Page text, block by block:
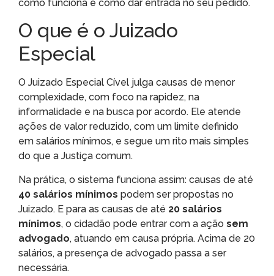
como funciona e como dar entrada no seu pedido.
O que é o Juizado
Especial
O Juizado Especial Cível julga causas de menor
complexidade, com foco na rapidez, na
informalidade e na busca por acordo. Ele atende
ações de valor reduzido, com um limite definido
em salários mínimos, e segue um rito mais simples
do que a Justiça comum.
Na prática, o sistema funciona assim: causas de até
40 salários mínimos podem ser propostas no
Juizado. E para as causas de até 20 salários
mínimos, o cidadão pode entrar com a ação sem
advogado, atuando em causa própria. Acima de 20
salários, a presença de advogado passa a ser
necessária.